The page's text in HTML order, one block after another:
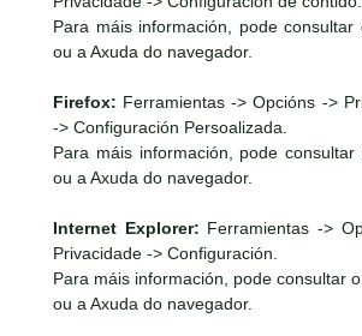
Para máis información, pode
ou a Axuda do navegador.
Firefox: Ferramientas -> Opcións ->
-> Configuración Persoalizada.
Para máis información, pode
ou a Axuda do navegador.
Internet Explorer: Ferramientas ->
Privacidade -> Configuración.
Para máis información, pode consultar
ou a Axuda do navegador.